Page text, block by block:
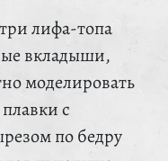
лифа-топа
вкладыши,
моделировать
с
по бедру